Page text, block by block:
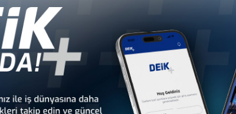
Türkiye - Gabon
İş Konseyi
İş Konseyi